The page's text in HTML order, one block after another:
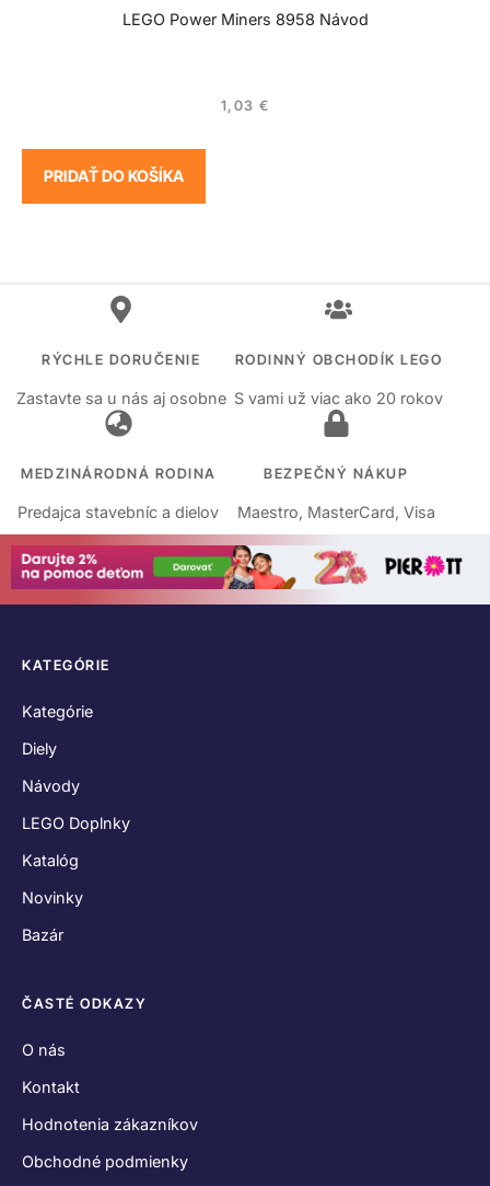
LEGO Power Miners 8958 Návod
1,03 €
PRIDAŤ DO KOŠÍKA
RÝCHLE DORUČENIE
Zastavte sa u nás aj osobne
RODINNÝ OBCHODÍK LEGO
S vami už viac ako 20 rokov
MEDZINÁRODNÁ RODINA
Predajca stavebníc a dielov
BEZPEČNÝ NÁKUP
Maestro, MasterCard, Visa
KATEGÓRIE
Kategórie
Diely
Návody
LEGO Doplnky
Katalóg
Novinky
Bazár
ČASTÉ ODKAZY
O nás
Kontakt
Hodnotenia zákazníkov
Obchodné podmienky